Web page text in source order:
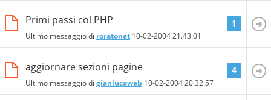
Primi passi col PHP
Ultimo messaggio di roratonet 10-02-200421.43.01
1
aggiornare sezioni pagine
Ultimo messaggio di gianlucaweb 10-02-200420.32.57
4